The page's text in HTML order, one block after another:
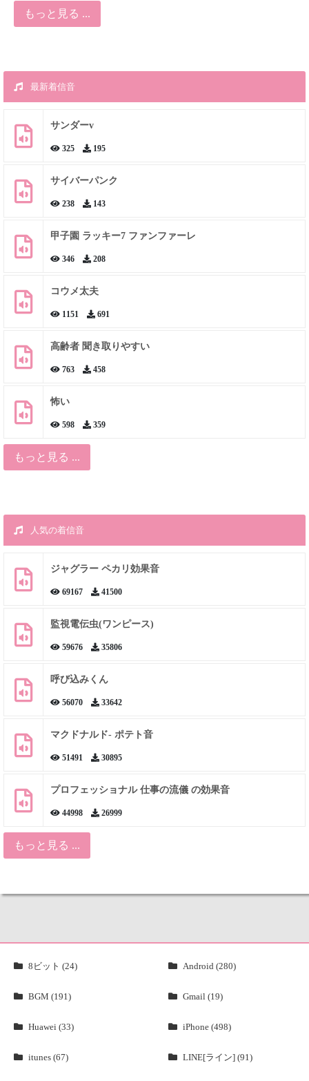
もっと見る ...
最新着信音
サンダーv
325 195
サイバーパンク
238 143
甲子園 ラッキー7 ファンファーレ
346 208
コウメ太夫
1151 691
高齢者 聞き取りやすい
763 458
怖い
598 359
もっと見る ...
人気の着信音
ジャグラー ペカリ効果音
69167 41500
監視電伝虫(ワンピース)
59676 35806
呼び込みくん
56070 33642
マクドナルド- ポテト音
51491 30895
プロフェッショナル 仕事の流儀 の効果音
44998 26999
もっと見る ...
8ビット (24) Android (280)
BGM (191) Gmail (19)
Huawei (33) iPhone (498)
itunes (67) LINE[ライン] (91)